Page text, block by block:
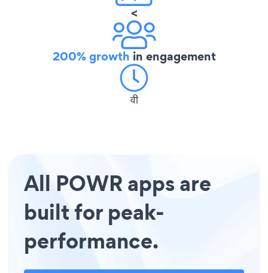
<
200% growth in engagement
वी
All POWR apps are
built for peak-
performance.